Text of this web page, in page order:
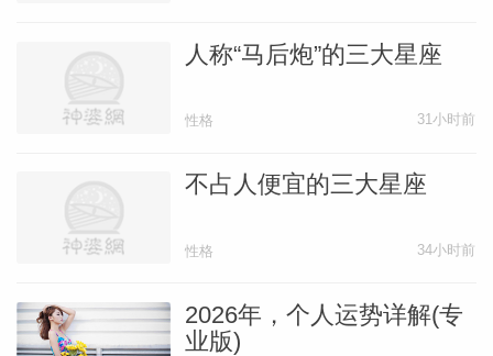
人称“马后炮”的三大星座
性格 31小时前
不占人便宜的三大星座
性格 34小时前
2026年，个人运势详解(专
业版)